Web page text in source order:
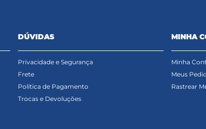
DÚVIDAS
Privacidade e Segurança
Frete
Política de Pagamento
Trocas e Devoluções
MINHA
Minha
Meus
Rastrear